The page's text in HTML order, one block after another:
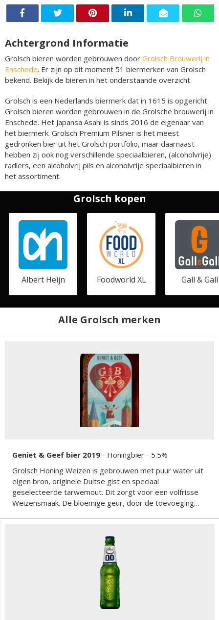
Achtergrond Informatie
Grolsch bieren worden gebrouwen door Grolsch Brouwerij in
Enschede. Er zijn op dit moment 51 biermerken van Grolsch
bekend. Bekijk de bieren in het onderstaande overzicht.
Grolsch is een Nederlands biermerk dat in 1615 is opgericht.
Grolsch bieren worden gebrouwen in de Grolsche brouwerij in
Enschede. Het Japansa Asahi is sinds 2016 de eigenaar van
het biermerk. Grolsch Premium Pilsner is het meest
gedronken bier uit het Grolsch portfolio, maar daarnaast
hebben zij ook nog verschillende speciaalbieren, (alcoholvrije)
radlers, een alcoholvrij pils en alcoholvrije speciaalbieren in
het assortiment.
Grolsch kopen
Albert Heijn Foodworld XL Gall & Gall
Alle Grolsch merken
Geniet & Geef bier 2019 - Honingbier - 5.5%
Grolsch Honing Weizen is gebrouwen met puur water uit
eigen bron, originele Duitse gist en speciaal
geselecteerde tarwemout. Dit zorgt voor een volfrisse
Weizensmaak. De bloemige geur, door de toevoeging
afdronk maakt dit verfrissende en unieke speciaalbier
met een alcoholpercentage van 5,5% helemaal af.